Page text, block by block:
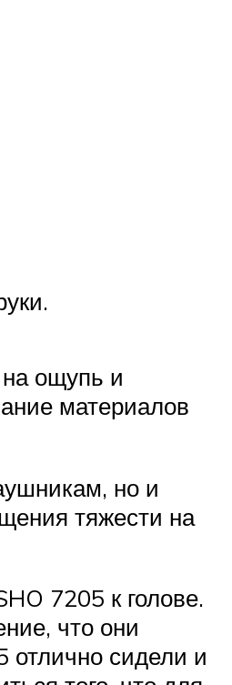
ощупь и
материалов
но и
тяжести на
7205 к голове.
что они
отлично сидели и